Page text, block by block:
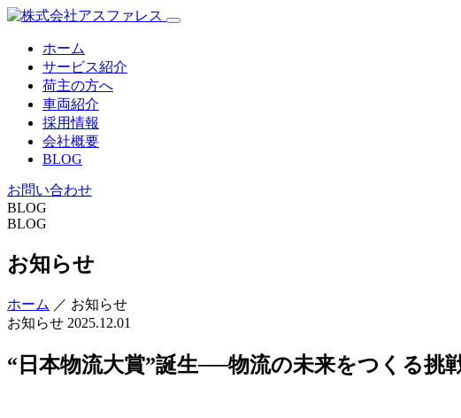
ホーム
サービス紹介
荷主の方へ
車両紹介
採用情報
会社概要
BLOG
お問い合わせ
BLOG
BLOG
お知らせ
ホーム ／ お知らせ
お知らせ 2025.12.01
“日本物流大賞”誕生──物流の未来をつくる挑